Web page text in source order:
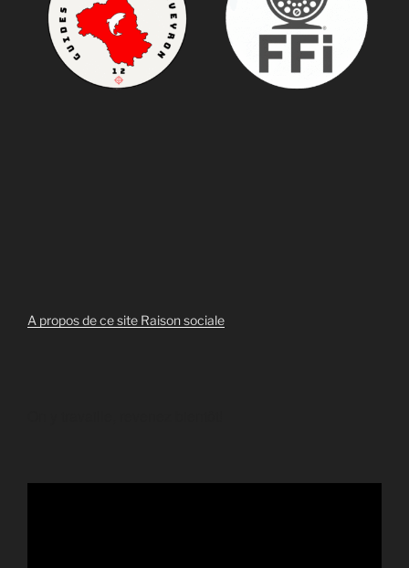
A propos de ce site Raison sociale